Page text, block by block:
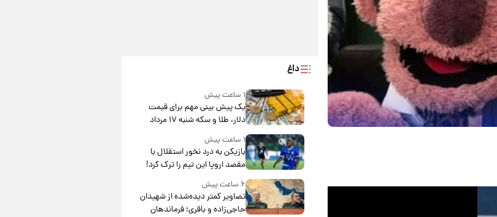
داغ
۱ ساعت پیش
یک پیش ‌بینی مهم برای قیمت
دلار، طلا و سکه شنبه ۱۷ مرداد
۱۴۰۵
۱ ساعت پیش
بازیکن به درد نخور استقلال با
مقصد اروپا این تیم را ترک کرد!
۶ ساعت پیش
تصاویر کمتر دیده‌شده از شهیدان
حاجی‌زاده و باقری؛ فرماندهان